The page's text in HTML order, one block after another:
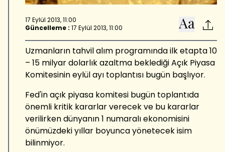
17 Eylül 2013, 11:00
Güncelleme : 17 Eylül 2013, 11:00
Uzmanların tahvil alım programında ilk etapta 10
– 15 milyar dolarlık azaltma beklediği Açık Piyasa
Komitesinin eylül ayı toplantısı bugün başlıyor.
Fed'in açık piyasa komitesi bugün toplantıda
önemli kritik kararlar verecek ve bu kararlar
verilirken dünyanın 1 numaralı ekonomisini
önümüzdeki yıllar boyunca yönetecek isim
bilinmiyor.